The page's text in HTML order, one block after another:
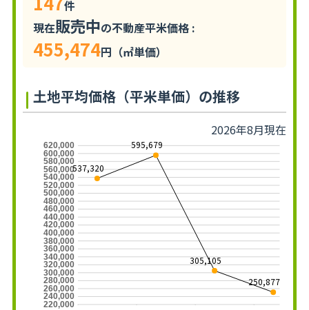
件
現在販売中の不動産平米価格 :
455,474円（㎡単価）
土地平均価格（平米単価）の推移
2026年8月現在
220,000
240,000
260,000
280,000
300,000
320,000
340,000
360,000
380,000
400,000
420,000
440,000
460,000
480,000
500,000
520,000
540,000
560,000
580,000
600,000
620,000
537,320
595,679
305,105
250,877